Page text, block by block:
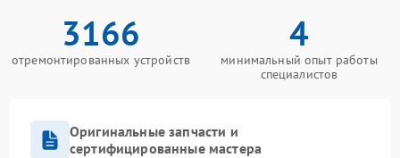
3166
отремонтированных устройств
4
минимальный опыт работы
специалистов
Оригинальные запчасти и
сертифицированные мастера